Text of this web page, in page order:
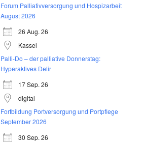
Forum Palliativversorgung und Hospizarbeit
August 2026
26 Aug. 26
Kassel
Palli-Do – der palliative Donnerstag:
Hyperaktives Delir
17 Sep. 26
digital
Fortbildung Portversorgung und Portpflege
September 2026
30 Sep. 26